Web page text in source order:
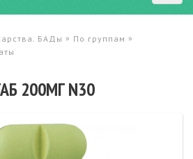
БАДы » По группам »
200МГ N30